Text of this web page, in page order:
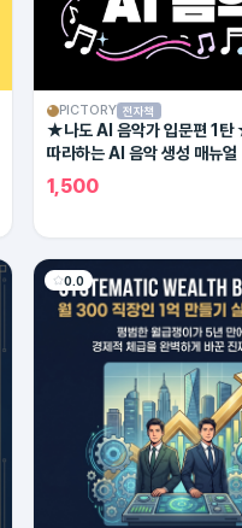
PICTORY 전자책
★나도 AI 음악가 입문편 1탄
따라하는 AI 음악 생성 매뉴얼
1,500
0.0